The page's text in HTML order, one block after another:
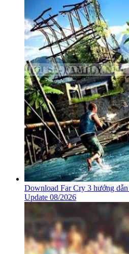
Download Far Cry 3 hướng
Update 08/2026